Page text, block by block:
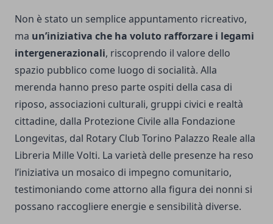
Non è stato un semplice appuntamento ricreativo,
ma un’iniziativa che ha voluto rafforzare i legami
intergenerazionali, riscoprendo il valore dello
spazio pubblico come luogo di socialità. Alla
merenda hanno preso parte ospiti della casa di
riposo, associazioni culturali, gruppi civici e realtà
cittadine, dalla Protezione Civile alla Fondazione
Longevitas, dal Rotary Club Torino Palazzo Reale alla
Libreria Mille Volti. La varietà delle presenze ha reso
l’iniziativa un mosaico di impegno comunitario,
testimoniando come attorno alla figura dei nonni si
possano raccogliere energie e sensibilità diverse.